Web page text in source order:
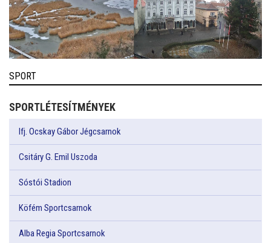
SPORT
SPORTLÉTESÍTMÉNYEK
Ifj. Ocskay Gábor Jégcsarnok
Csitáry G. Emil Uszoda
Sóstói Stadion
Köfém Sportcsarnok
Alba Regia Sportcsarnok